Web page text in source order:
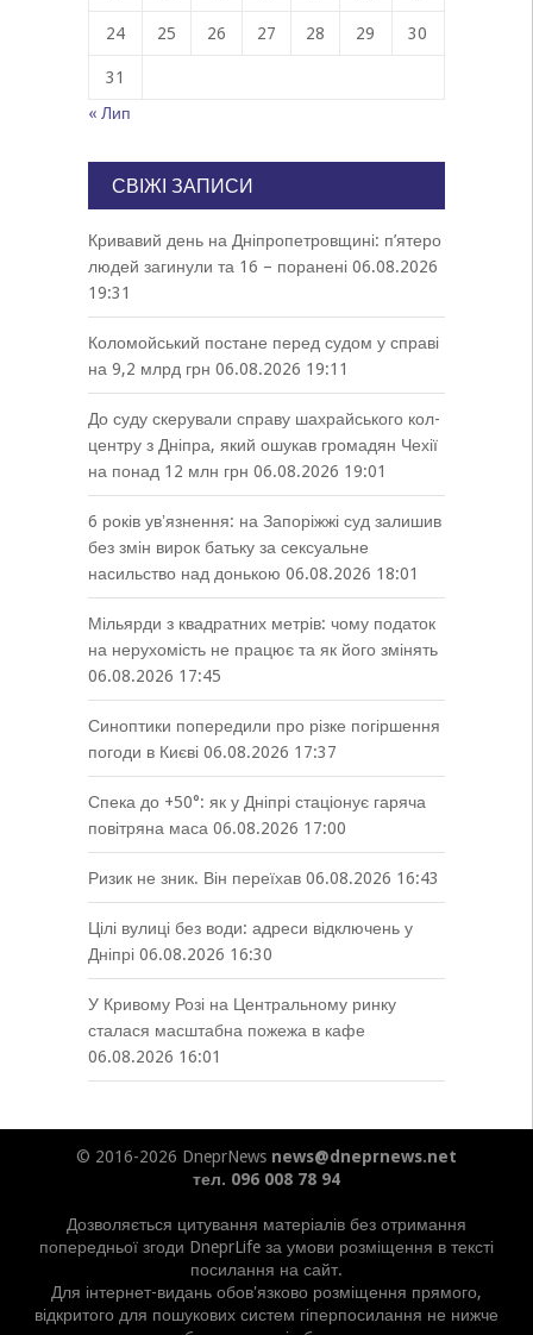
24 25 26 27 28 29 30
31
« Лип
СВІЖІ ЗАПИСИ
Кривавий день на Дніпропетровщині: п’ятеро
людей загинули та 16 – поранені 06.08.2026
19:31
Коломойський постане перед судом у справі
на 9,2 млрд грн 06.08.2026 19:11
До суду скерували справу шахрайського кол-
центру з Дніпра, який ошукав громадян Чехії
на понад 12 млн грн 06.08.2026 19:01
6 років увʼязнення: на Запоріжжі суд залишив
без змін вирок батьку за сексуальне
насильство над донькою 06.08.2026 18:01
Мільярди з квадратних метрів: чому податок
на нерухомість не працює та як його змінять
06.08.2026 17:45
Синоптики попередили про різке погіршення
погоди в Києві 06.08.2026 17:37
Спека до +50°: як у Дніпрі стаціонує гаряча
повітряна маса 06.08.2026 17:00
Ризик не зник. Він переїхав 06.08.2026 16:43
Цілі вулиці без води: адреси відключень у
Дніпрі 06.08.2026 16:30
У Кривому Розі на Центральному ринку
сталася масштабна пожежа в кафе
06.08.2026 16:01
© 2016-2026 DneprNews news@dneprnews.net
тел. 096 008 78 94
Дозволяється цитування матеріалів без отримання
попередньої згоди DneprLife за умови розміщення в тексті
посилання на сайт.
Для інтернет-видань обов'язково розміщення прямого,
відкритого для пошукових систем гіперпосилання не нижче